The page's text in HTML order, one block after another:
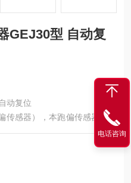
型 自动复
架空乘人用跑偏传感器GEJ30型 自动复位
感器），本跑偏传感器适用
套使用，“使用于经检验合格
跑偏故障检测保护，接入系统
信号时，胶带输送机发出跑偏
也可适用于如钢铁厂、水泥
电话咨询